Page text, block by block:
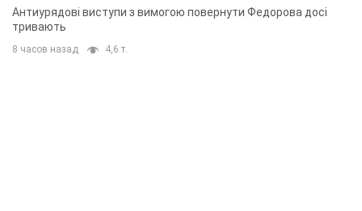
Антиурядові виступи з вимогою повернути Федорова досі
тривають
8 часов назад 4,6 т.